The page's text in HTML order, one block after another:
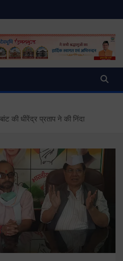
News
की धीरेंद्र प्रताप ने की निंदा